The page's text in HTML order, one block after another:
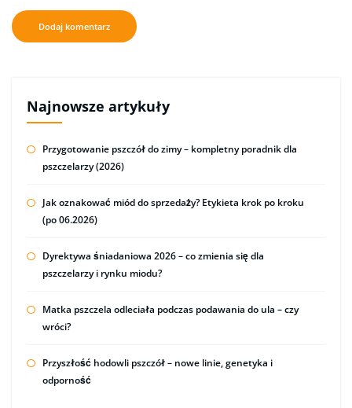
Najnowsze artykuły
Przygotowanie pszczół do zimy – kompletny poradnik dla
pszczelarzy (2026)
Jak oznakować miód do sprzedaży? Etykieta krok po kroku
(po 06.2026)
Dyrektywa śniadaniowa 2026 – co zmienia się dla
pszczelarzy i rynku miodu?
Matka pszczela odleciała podczas podawania do ula – czy
wróci?
Przyszłość hodowli pszczół – nowe linie, genetyka i
odporność